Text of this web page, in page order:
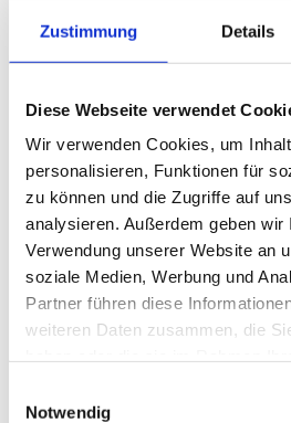
Zustimmung Details
Diese Webseite verwendet
Wir verwenden Cookies, um
personalisieren, Funktionen für
zu können und die Zugriffe auf
analysieren. Außerdem geben
Verwendung unserer Website an
soziale Medien, Werbung und
Partner führen diese
weiteren Daten zusammen, die
Notwendig
bayreuther-festpiele.de
Zur Übersicht
Datum
Freitag, 24.07.2026 -
Mittwoch, 26.08.2026
Veranstaltungsort
Bayreuth
iCalendar
Termin exportieren